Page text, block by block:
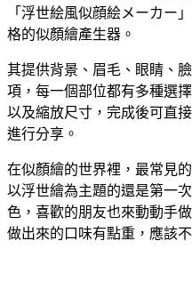
「浮世絵風似顔絵メーカー
格的似顏繪產生器。
其提供背景、眉毛、眼睛、
項，每一個部位都有多種選
以及縮放尺寸，完成後可直
進行分享。
在似顏繪的世界裡，最常見
以浮世繪為主題的還是第一
色，喜歡的朋友也來動動手
做出來的口味有點重，應該